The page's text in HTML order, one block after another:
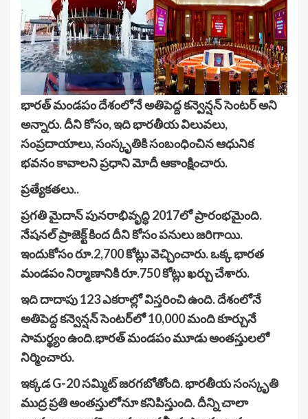
భారత్ మండపం దేశంలోనే అతిపెద్ద కన్వెన్షన్ సెంటర్ అని
అన్నారు. దీని కోసం, ఇది భారతీయ విలువలు,
సంప్రదాయాలు, సంస్కృతికి సంబంధించిన ఆధునిక
భవనం కావాలని ప్రధాని మోదీ ఆకాంక్షించారు.
ప్రత్యేకతలు..
ప్రగతి మైదాన్ పునరాభివృద్ధి 2017లో ప్రారంభమైంది.
నేషనల్ ప్రాజెక్ట్ కింద దీని కోసం పనులు జరిగాయి.
ఇందుకోసం రూ.2,700 కోట్లు వెచ్చించారు. ఒక్క భారత
మండపం నిర్మాణానికి రూ.750 కోట్లు ఖర్చు చేశారు.
ఇది దాదాపు 123 ఎకరాల్లో విస్తరించి ఉంది. దేశంలోనే
అతిపెద్ద కన్వెన్షన్ సెంటర్‌లో 10,000 మంది కూర్చునే
సామర్థ్యం ఉంది.భారత్ మండపం మూడు అంతస్తులలో
నిర్మించారు.
ఇక్కడ G-20 సమ్మిట్ జరగబోతోంది. భారతీయ సంస్కృతి
ముద్ర ప్రతి అంతస్తులోనూ కనిపిస్తుంది. దీన్ని చాలా